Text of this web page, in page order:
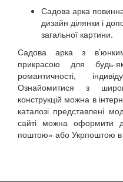
Садова арка
дизайн ділянки і
загальної картини.
Садова арка з
прикрасою для будь-
романтичності,
Ознайомитися з
конструкцій можна в
каталозі представлені
сайті можна оформити
поштою» або Укрпоштою в